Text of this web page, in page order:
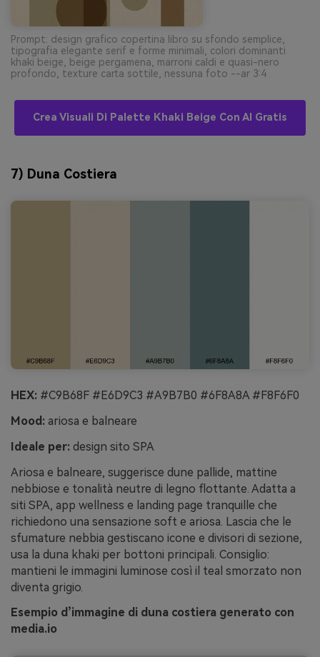
Prompt: design grafico copertina libro su sfondo semplice,
tipografia elegante serif e forme minimali, colori dominanti
khaki beige, beige pergamena, marroni caldi e quasi-nero
profondo, texture carta sottile, nessuna foto --ar 3:4
Crea Visuali Di Palette Khaki Beige Con AI Gratis
7) Duna Costiera
HEX: #C9B68F #E6D9C3 #A9B7B0 #6F8A8A #F8F6F0
Mood: ariosa e balneare
Ideale per: design sito SPA
Ariosa e balneare, suggerisce dune pallide, mattine
nebbiose e tonalità neutre di legno flottante. Adatta a
siti SPA, app wellness e landing page tranquille che
richiedono una sensazione soft e ariosa. Lascia che le
sfumature nebbia gestiscano icone e divisori di sezione,
usa la duna khaki per bottoni principali. Consiglio:
mantieni le immagini luminose così il teal smorzato non
diventa grigio.
Esempio d’immagine di duna costiera generato con
media.io